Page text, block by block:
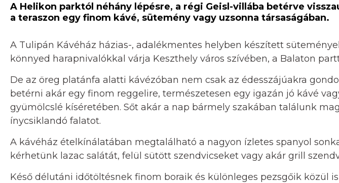
A Helikon parktól néhány lépésre, a régi Geisl-villába betérve
a teraszon egy finom kávé, sütemény vagy uzsonna társaságában.
A Tulipán Kávéház házias-, adalékmentes helyben készített
könnyed harapnivalókkal várja Keszthely város szívében, a Balaton
De az öreg platánfa alatti kávézóban nem csak az édesszájúakra
betérni akár egy finom reggelire, természetesen egy igazán jó kávé
gyümölcslé kíséretében. Sőt akár a nap bármely szakában találunk
ínycsiklandó falatot.
A kávéház ételkínálatában megtalálható a nagyon ízletes spanyol
kérhetünk lazac salátát, felül sütött szendvicseket vagy akár grill
Késő délutáni időtöltésnek finom boraik és különleges pezsgőik közül